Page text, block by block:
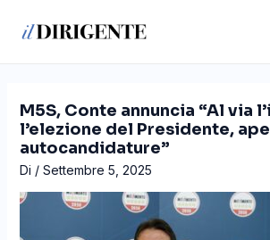
M5S, Conte annuncia “Al via
l’elezione del Presidente,
autocandidature”
Di / Settembre 5, 2025
articoli